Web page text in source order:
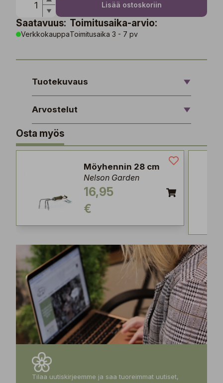
Lisää ostoskoriin
Saatavuus:
Verkkokauppa
Toimitusaika-arvio:
Toimitusaika 3 - 7 pv
Tuotekuvaus
Arvostelut
Osta myös
Möyhennin 28 cm
Nelson Garden
16,95
€
Tilaa uutiskirjeemme ja saa tuoreimmat uutiset,